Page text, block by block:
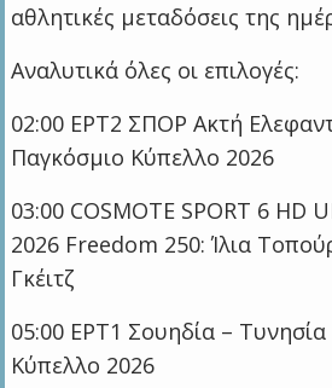
αθλητικές μεταδόσεις της
Αναλυτικά όλες οι επιλογές:
02:00 ΕΡΤ2 ΣΠΟΡ Ακτή
Παγκόσμιο Κύπελλο 2026
03:00 COSMOTE SPORT 6 HD
2026 Freedom 250: Ίλια
Γκέιτζ
05:00 ΕΡΤ1 Σουηδία –
Κύπελλο 2026